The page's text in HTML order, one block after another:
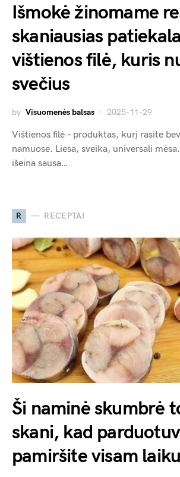
Išmokė žinomame
skaniausias
vištienos filė, kuris
svečius
by Visuomenės balsas 2025-11-29
Vištienos filė – produktas, kurį rasite
namuose. Liesa, sveika, universali
išeina sausa…
R RECEPTAI
Ši naminė skumbrė
skani, kad
pamiršite visam